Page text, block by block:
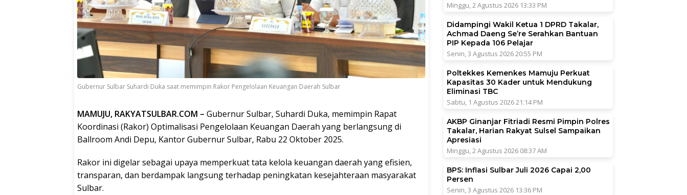
Gubernur Sulbar Suhardi Duka saat memimpin Rakor Pengelolaan Keuangan Daerah Sulbar
MAMUJU, RAKYATSULBAR.COM – Gubernur Sulbar, Suhardi Duka, memimpin Rapat
Koordinasi (Rakor) Optimalisasi Pengelolaan Keuangan Daerah yang berlangsung di
Ballroom Andi Depu, Kantor Gubernur Sulbar, Rabu 22 Oktober 2025.
Rakor ini digelar sebagai upaya memperkuat tata kelola keuangan daerah yang efisien,
transparan, dan berdampak langsung terhadap peningkatan kesejahteraan masyarakat
Sulbar.
Minggu, 2 Agustus 2026 13:33 PM
Didampingi Wakil Ketua 1 DPRD Takalar,
Achmad Daeng Se’re Serahkan Bantuan
PIP Kepada 106 Pelajar
Senin, 3 Agustus 2026 20:55 PM
Poltekkes Kemenkes Mamuju Perkuat
Kapasitas 30 Kader untuk Mendukung
Eliminasi TBC
Sabtu, 1 Agustus 2026 21:14 PM
AKBP Ginanjar Fitriadi Resmi Pimpin Polres
Takalar, Harian Rakyat Sulsel Sampaikan
Apresiasi
Minggu, 2 Agustus 2026 08:37 AM
BPS: Inflasi Sulbar Juli 2026 Capai 2,00
Persen
Senin, 3 Agustus 2026 13:36 PM